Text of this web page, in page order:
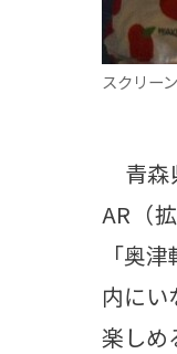
スクリー
青森
AR（
「奥
内に
楽しめ